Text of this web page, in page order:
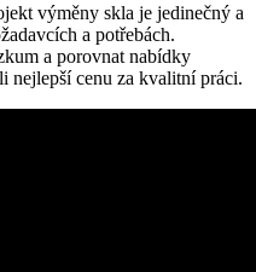
výměny skla je jedinečný a
a potřebách.
a porovnat nabídky⁤
nejlepší⁣ cenu za kvalitní práci.